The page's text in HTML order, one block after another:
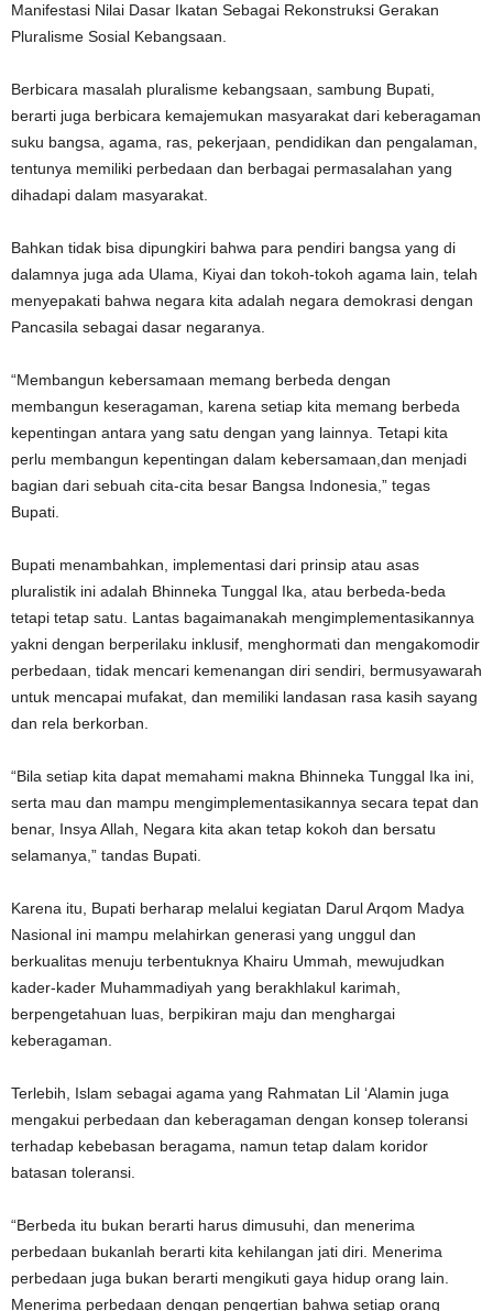
Manifestasi Nilai Dasar Ikatan Sebagai Rekonstruksi Gerakan
Pluralisme Sosial Kebangsaan.
Berbicara masalah pluralisme kebangsaan, sambung Bupati,
berarti juga berbicara kemajemukan masyarakat dari keberagaman
suku bangsa, agama, ras, pekerjaan, pendidikan dan pengalaman,
tentunya memiliki perbedaan dan berbagai permasalahan yang
dihadapi dalam masyarakat.
Bahkan tidak bisa dipungkiri bahwa para pendiri bangsa yang di
dalamnya juga ada Ulama, Kiyai dan tokoh-tokoh agama lain, telah
menyepakati bahwa negara kita adalah negara demokrasi dengan
Pancasila sebagai dasar negaranya.
“Membangun kebersamaan memang berbeda dengan
membangun keseragaman, karena setiap kita memang berbeda
kepentingan antara yang satu dengan yang lainnya. Tetapi kita
perlu membangun kepentingan dalam kebersamaan,dan menjadi
bagian dari sebuah cita-cita besar Bangsa Indonesia,” tegas
Bupati.
Bupati menambahkan, implementasi dari prinsip atau asas
pluralistik ini adalah Bhinneka Tunggal Ika, atau berbeda-beda
tetapi tetap satu. Lantas bagaimanakah mengimplementasikannya
yakni dengan berperilaku inklusif, menghormati dan mengakomodir
perbedaan, tidak mencari kemenangan diri sendiri, bermusyawarah
untuk mencapai mufakat, dan memiliki landasan rasa kasih sayang
dan rela berkorban.
“Bila setiap kita dapat memahami makna Bhinneka Tunggal Ika ini,
serta mau dan mampu mengimplementasikannya secara tepat dan
benar, Insya Allah, Negara kita akan tetap kokoh dan bersatu
selamanya,” tandas Bupati.
Karena itu, Bupati berharap melalui kegiatan Darul Arqom Madya
Nasional ini mampu melahirkan generasi yang unggul dan
berkualitas menuju terbentuknya Khairu Ummah, mewujudkan
kader-kader Muhammadiyah yang berakhlakul karimah,
berpengetahuan luas, berpikiran maju dan menghargai
keberagaman.
Terlebih, Islam sebagai agama yang Rahmatan Lil ‘Alamin juga
mengakui perbedaan dan keberagaman dengan konsep toleransi
terhadap kebebasan beragama, namun tetap dalam koridor
batasan toleransi.
“Berbeda itu bukan berarti harus dimusuhi, dan menerima
perbedaan bukanlah berarti kita kehilangan jati diri. Menerima
perbedaan juga bukan berarti mengikuti gaya hidup orang lain.
Menerima perbedaan dengan pengertian bahwa setiap orang